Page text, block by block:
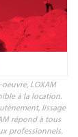
LOXAM
à la location.
lissage
répond à tous
professionnels.